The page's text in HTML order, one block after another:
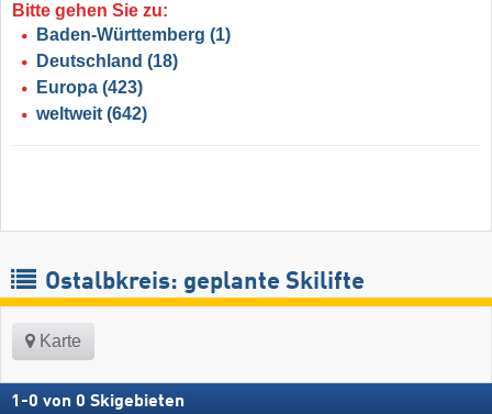
Bitte gehen Sie zu:
Baden-Württemberg (1)
Deutschland (18)
Europa (423)
weltweit (642)
Ostalbkreis: geplante Skilifte
Karte
1 -0 von 0 Skigebieten